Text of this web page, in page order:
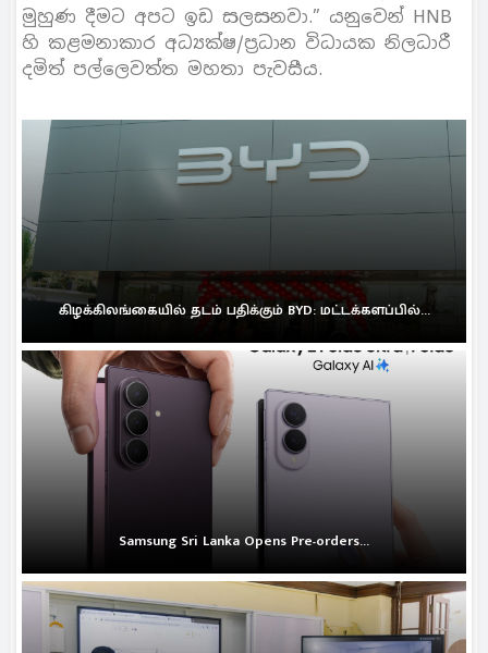
මුහුණ දීමට අපට ඉඩ සලසනවා.” යනුවෙන් HNB
හි කළමනාකාර අධ්‍යක්ෂ/ප්‍රධාන විධායක නිලධාරී
දමිත් පල්ලෙවත්ත මහතා පැවසීය.
கிழக்கிலங்கையில் தடம் பதிக்கும் BYD: மட்டக்களப்பில்...
Samsung Sri Lanka Opens Pre-orders...